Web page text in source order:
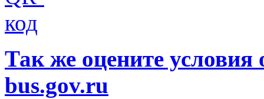
Так же оцените условия
bus.gov.ru